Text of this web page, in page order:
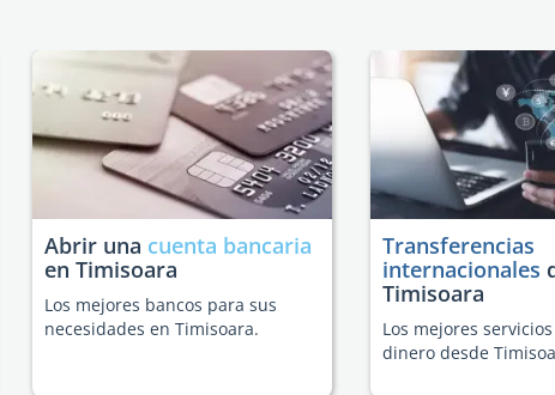
Abrir una cuenta bancaria
en Timisoara
Los mejores bancos para sus
necesidades en Timisoara.
Transferencias
internacionales
Timisoara
Los mejores
dinero desde